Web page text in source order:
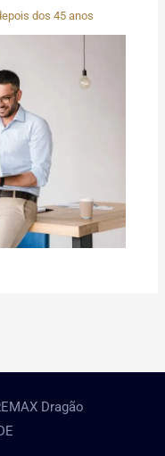
dos 45 anos
Dragão